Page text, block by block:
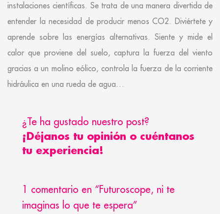
instalaciones científicas. Se trata de una manera divertida de
entender la necesidad de producir menos CO2. Diviértete y
aprende sobre las energías alternativas. Siente y mide el
calor que proviene del suelo, captura la fuerza del viento
gracias a un molino eólico, controla la fuerza de la corriente
hidráulica en una rueda de agua…
¿Te ha gustado nuestro post?
¡Déjanos tu opinión o cuéntanos
tu experiencia!
1 comentario en “Futuroscope, ni te
imaginas lo que te espera”